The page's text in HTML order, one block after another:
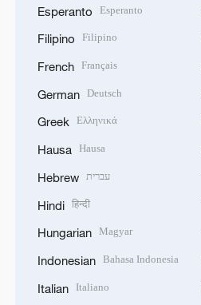
Esperanto Esperanto
Filipino Filipino
French Français
German Deutsch
Greek Ελληνικά
Hausa Hausa
Hebrew עברית
Hindi हिन्दी
Hungarian Magyar
Indonesian Bahasa Indonesia
Italian Italiano